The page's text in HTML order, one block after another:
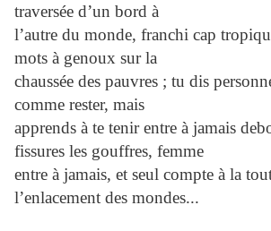
traversée d’un bord à
l’autre du monde, franchi cap
mots à genoux sur la
chaussée des pauvres ; tu dis
comme rester, mais
apprends à te tenir entre à jamais
fissures les gouffres, femme
entre à jamais, et seul compte à la
l’enlacement des mondes...